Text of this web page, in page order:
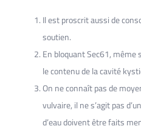
Il est proscrit aussi de
soutien.
En bloquant Sec61, même
le contenu de la cavité
On ne connaît pas de
vulvaire, il ne s’agit pas
d’eau doivent être faits